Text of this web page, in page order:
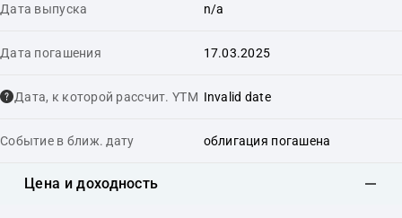
Дата выпуска n/a
Дата погашения 17.03.2025
Дата, к которой рассчит. YTM Invalid date
Событие в ближ. дату облигация погашена
Цена и доходность